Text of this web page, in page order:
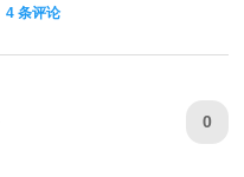
4 条评论
0